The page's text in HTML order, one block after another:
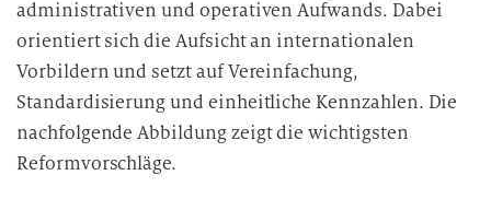
i
n
d
i
e
D
administrativen und operativen Aufwands. Dabei
orientiert sich die Aufsicht an internationalen
Vorbildern und setzt auf Vereinfachung,
Standardisierung und einheitliche Kennzahlen. Die
nachfolgende Abbildung zeigt die wichtigsten
Reformvorschläge.